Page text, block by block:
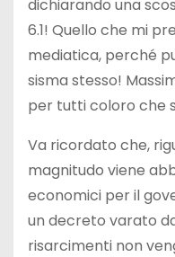
dichiarando una
6.1! Quello che mi
mediatica, perché
sisma stesso!
per tutti coloro che
Va ricordato che,
magnitudo viene
economici per il
un decreto varato
risarcimenti non